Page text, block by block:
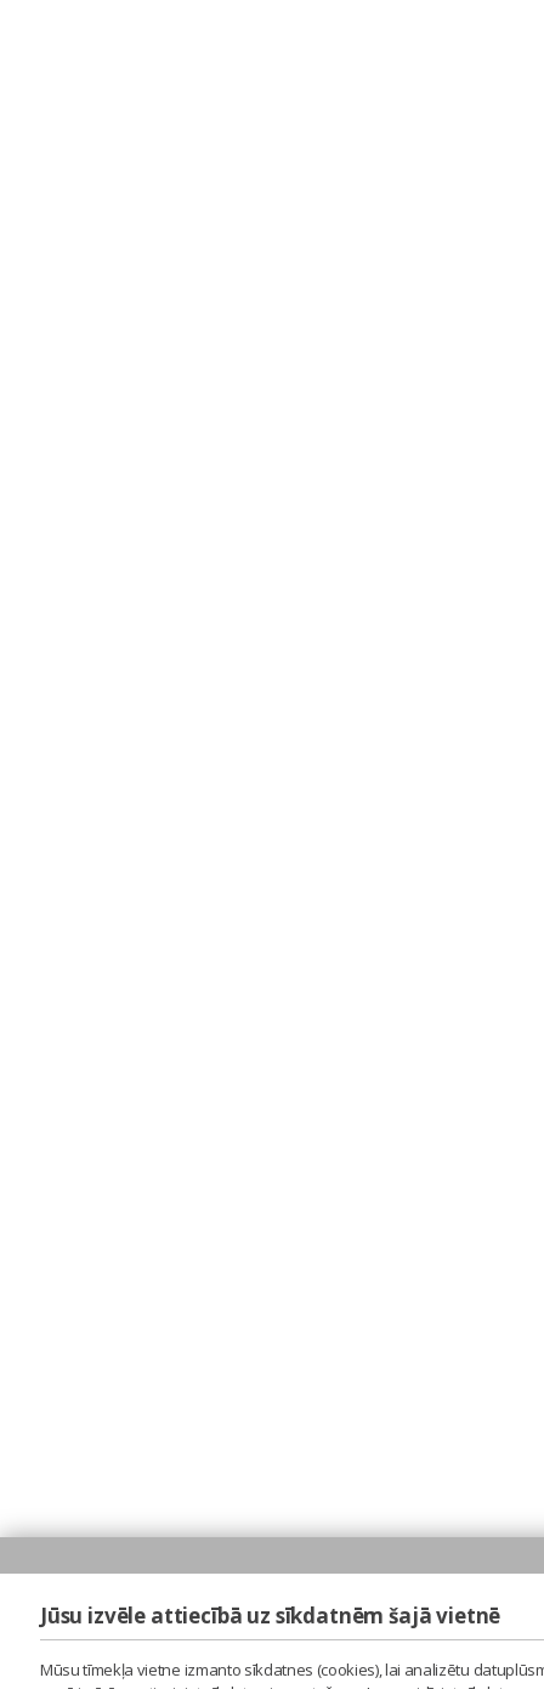
Jūsu izvēle attiecībā uz sīkdatnēm šajā vietnē
Mūsu tīmekļa vietne izmanto sīkdatnes (cookies), lai analizētu